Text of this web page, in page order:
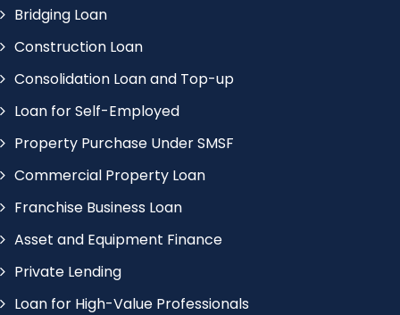
Bridging Loan
Construction Loan
Consolidation Loan and Top-up
Loan for Self-Employed
Property Purchase Under SMSF
Commercial Property Loan
Franchise Business Loan
Asset and Equipment Finance
Private Lending
Loan for High-Value Professionals